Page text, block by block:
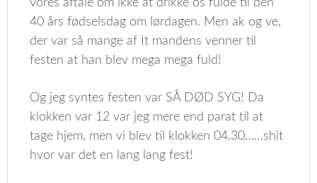
vores aftale om ikke at drikke os fulde til den
40 års fødselsdag om lørdagen. Men ak og ve,
der var så mange af It mandens venner til
festen at han blev mega mega fuld!
Og jeg syntes festen var SÅ DØD SYG! Da
klokken var 12 var jeg mere end parat til at
tage hjem, men vi blev til klokken 04.30……shit
hvor var det en lang lang fest!